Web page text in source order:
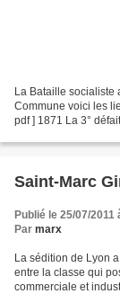
La Bataille socialiste
Commune voici les
pdf ] 1871 La 3°
Saint-Marc
Publié le 25/07/2011
Par marx
La sédition de Lyon
entre la classe qui
commerciale et